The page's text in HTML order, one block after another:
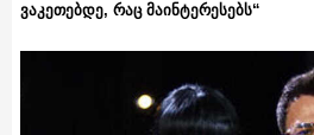
ვაკეთებდე, რაც მაინტერესებს“